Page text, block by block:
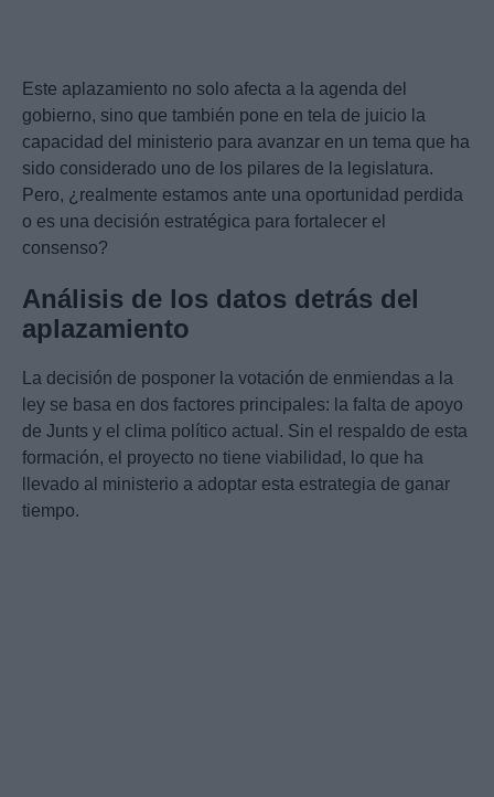
Este aplazamiento no solo afecta a la agenda del
gobierno, sino que también pone en tela de juicio la
capacidad del ministerio para avanzar en un tema que ha
sido considerado uno de los pilares de la legislatura.
Pero, ¿realmente estamos ante una oportunidad perdida
o es una decisión estratégica para fortalecer el
consenso?
Análisis de los datos detrás del
aplazamiento
La decisión de posponer la votación de enmiendas a la
ley se basa en dos factores principales: la falta de apoyo
de Junts y el clima político actual. Sin el respaldo de esta
formación, el proyecto no tiene viabilidad, lo que ha
llevado al ministerio a adoptar esta estrategia de ganar
tiempo.